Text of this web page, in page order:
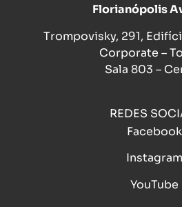
Florianópolis
Trompovisky, 291,
Corporate –
Sala 803 –
REDES
Facebook
Instagram
YouTube